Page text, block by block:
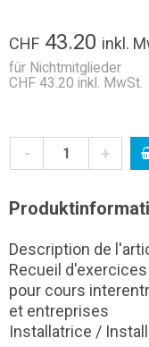
CHF 43.20 inkl.
für Nichtmitglieder
CHF 43.20 inkl. MwSt.
- +
Description de
Recueil
pour cours
et entreprises
Installatrice /